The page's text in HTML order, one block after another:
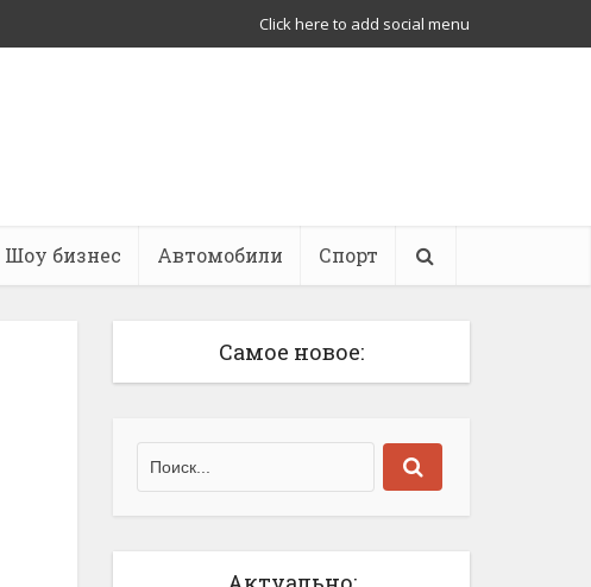
Click here to add social menu
Шоу бизнес Автомобили Спорт
Самое новое: